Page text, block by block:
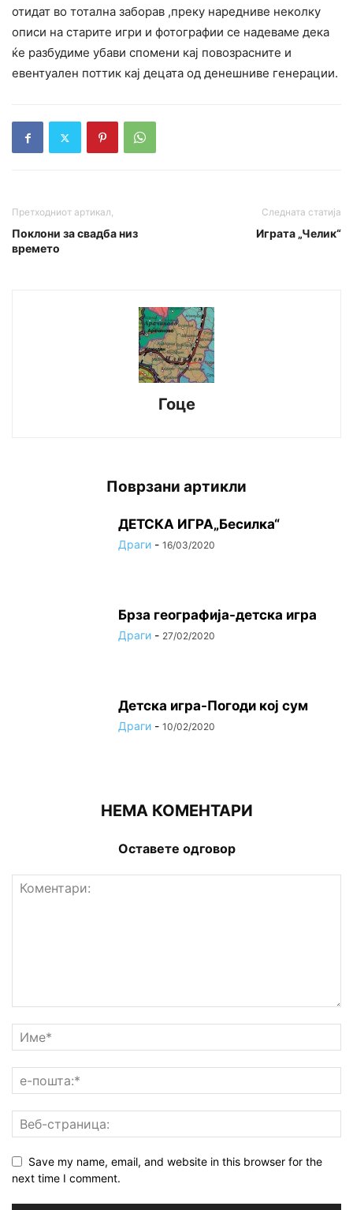
отидат во тотална заборав ,преку наредниве неколку
описи на старите игри и фотографии се надеваме дека
ќе разбудиме убави спомени кај повозрасните и
евентуален поттик кај децата од денешниве генерации.
Претходниот артикал,
Поклони за свадба низ
времето
Следната статија
Играта „Челик“
Гоце
Поврзани артикли
ДЕТСКА ИГРА„Бесилка“
Драги - 16/03/2020
Брза географија-детска игра
Драги - 27/02/2020
Детска игра-Погоди кој сум
Драги - 10/02/2020
НЕМА КОМЕНТАРИ
Оставете одговор
Save my name, email, and website in this browser for the
next time I comment.